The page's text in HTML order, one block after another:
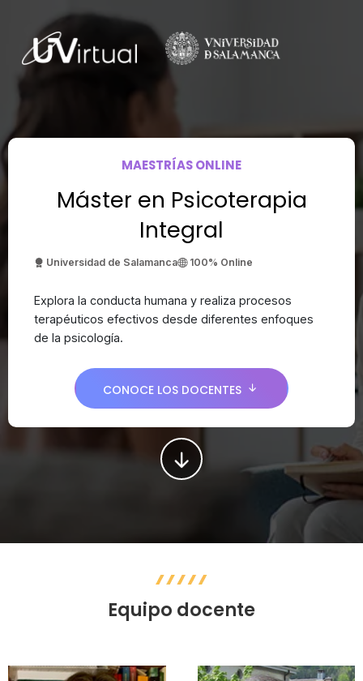
MAESTRÍAS ONLINE
Máster en Psicoterapia
Integral
Universidad de Salamanca 100% Online
Explora la conducta humana y realiza procesos
terapéuticos efectivos desde diferentes enfoques
de la psicología.
CONOCE LOS DOCENTES
Equipo docente